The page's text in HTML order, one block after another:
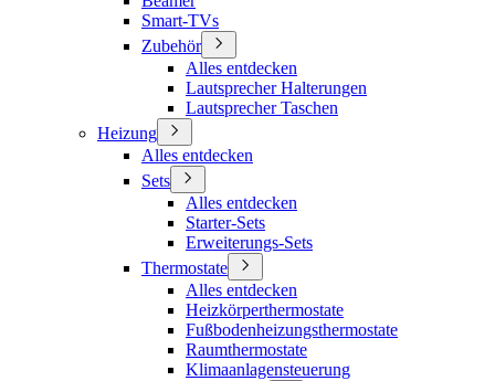
Smart-TVs
Zubehör
Alles entdecken
Lautsprecher Halterungen
Lautsprecher Taschen
Heizung
Alles entdecken
Sets
Alles entdecken
Starter-Sets
Erweiterungs-Sets
Thermostate
Alles entdecken
Heizkörperthermostate
Fußbodenheizungsthermostate
Raumthermostate
Klimaanlagensteuerung